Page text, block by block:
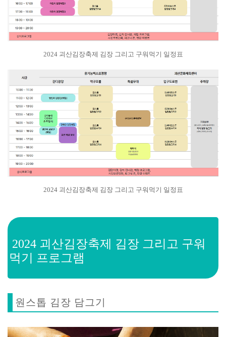
2024 괴산김장축제 김장 그리고 구워먹기 일정표
2024 괴산김장축제 김장 그리고 구워먹기 일정표
2024 괴산김장축제 김장 그리고 구워
먹기 프로그램
원스톱 김장 담그기